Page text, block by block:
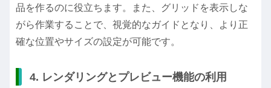
品を作るのに役立ちます。また、グリッドを表示しな
がら作業することで、視覚的なガイドとなり、より正
確な位置やサイズの設定が可能です。
4. レンダリングとプレビュー機能の利用